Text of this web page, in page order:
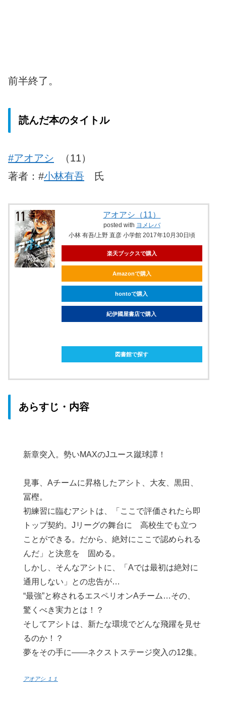
前半終了。
読んだ本のタイトル
#アオアシ （11）
著者：#小林有吾 氏
アオアシ（11）
posted with ヨメレバ
小林 有吾/上野 直彦 小学館 2017年10月30日頃
楽天ブックスで購入
Amazonで購入
hontoで購入
紀伊國屋書店で購入
図書館で探す
あらすじ・内容
新章突入。勢いMAXのJユース蹴球譚！
見事、Aチームに昇格したアシト、大友、黒田、
冨樫。
初練習に臨むアシトは、「ここで評価されたら即
トップ契約。Jリーグの舞台に 高校生でも立つ
ことができる。だから、絶対にここで認められる
んだ」と決意を 固める。
しかし、そんなアシトに、「Aでは最初は絶対に
通用しない」との忠告が…
“最強”と称されるエスペリオンAチーム…その、
驚くべき実力とは！？
そしてアシトは、新たな環境でどんな飛躍を見せ
るのか！？
夢をその手に――ネクストステージ突入の12集。
アオアシ １１